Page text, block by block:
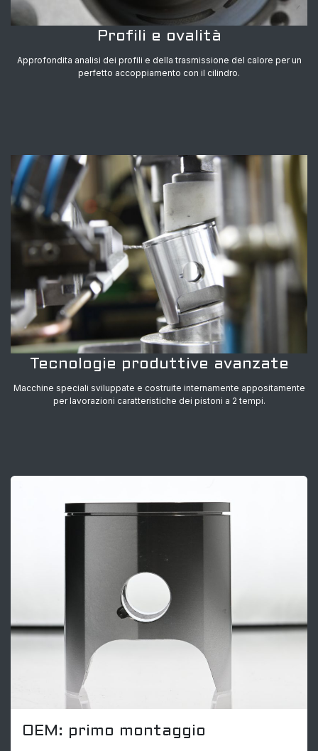
Profili e ovalità
Approfondita analisi dei profili e della trasmissione del calore per un
perfetto accoppiamento con il cilindro.
Tecnologie produttive avanzate
Macchine speciali sviluppate e costruite internamente appositamente
per lavorazioni caratteristiche dei pistoni a 2 tempi.
OEM: primo montaggio